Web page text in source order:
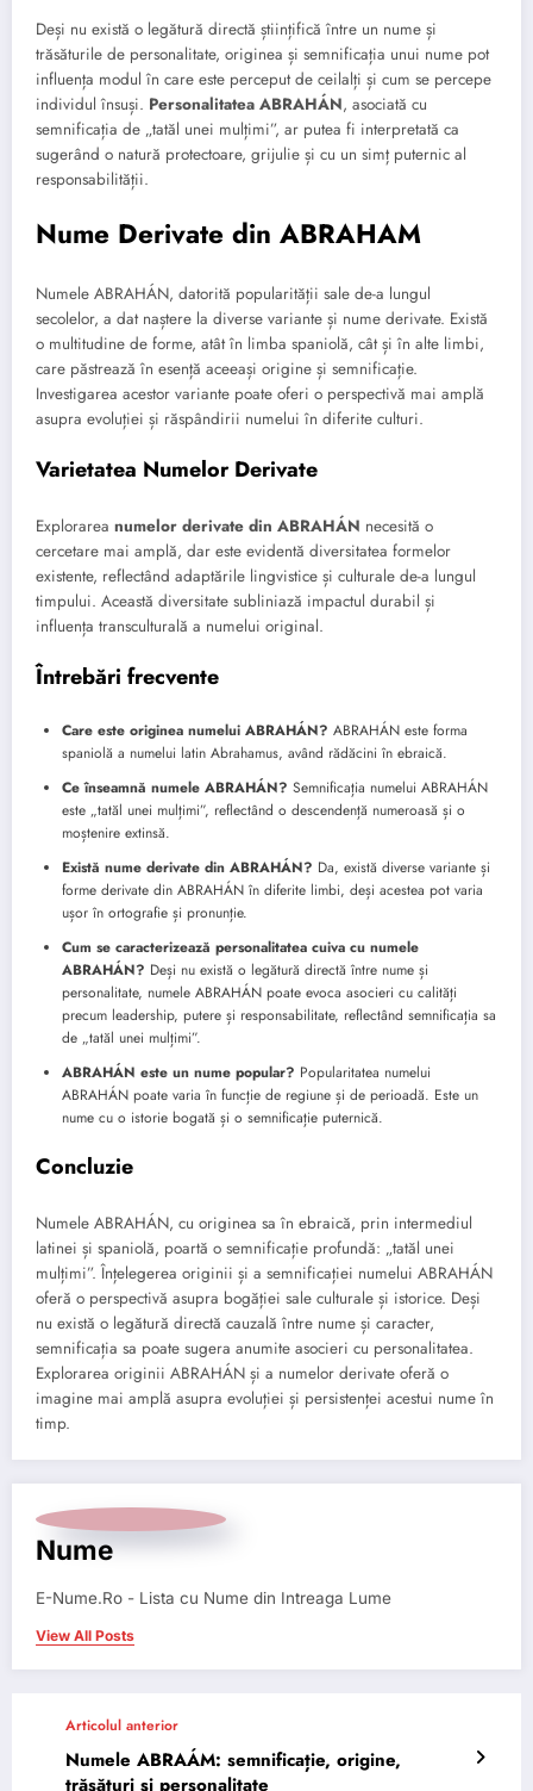
Deși nu există o legătură directă științifică între un nume și
trăsăturile de personalitate, originea și semnificația unui nume pot
influența modul în care este perceput de ceilalți și cum se percepe
individul însuși. Personalitatea ABRAHÁN, asociată cu
semnificația de „tatăl unei mulțimi”, ar putea fi interpretată ca
sugerând o natură protectoare, grijulie și cu un simț puternic al
responsabilității.
Nume Derivate din ABRAHAM
Numele ABRAHÁN, datorită popularității sale de-a lungul
secolelor, a dat naștere la diverse variante și nume derivate. Există
o multitudine de forme, atât în limba spaniolă, cât și în alte limbi,
care păstrează în esență aceeași origine și semnificație.
Investigarea acestor variante poate oferi o perspectivă mai amplă
asupra evoluției și răspândirii numelui în diferite culturi.
Varietatea Numelor Derivate
Explorarea numelor derivate din ABRAHÁN necesită o
cercetare mai amplă, dar este evidentă diversitatea formelor
existente, reflectând adaptările lingvistice și culturale de-a lungul
timpului. Această diversitate subliniază impactul durabil și
influența transculturală a numelui original.
Întrebări frecvente
Care este originea numelui ABRAHÁN? ABRAHÁN este forma
spaniolă a numelui latin Abrahamus, având rădăcini în ebraică.
Ce înseamnă numele ABRAHÁN? Semnificația numelui ABRAHÁN
este „tatăl unei mulțimi”, reflectând o descendență numeroasă și o
moștenire extinsă.
Există nume derivate din ABRAHÁN? Da, există diverse variante și
forme derivate din ABRAHÁN în diferite limbi, deși acestea pot varia
ușor în ortografie și pronunție.
Cum se caracterizează personalitatea cuiva cu numele
ABRAHÁN? Deși nu există o legătură directă între nume și
personalitate, numele ABRAHÁN poate evoca asocieri cu calități
precum leadership, putere și responsabilitate, reflectând semnificația sa
de „tatăl unei mulțimi”.
ABRAHÁN este un nume popular? Popularitatea numelui
ABRAHÁN poate varia în funcție de regiune și de perioadă. Este un
nume cu o istorie bogată și o semnificație puternică.
Concluzie
Numele ABRAHÁN, cu originea sa în ebraică, prin intermediul
latinei și spaniolă, poartă o semnificație profundă: „tatăl unei
mulțimi”. Înțelegerea originii și a semnificației numelui ABRAHÁN
oferă o perspectivă asupra bogăției sale culturale și istorice. Deși
nu există o legătură directă cauzală între nume și caracter,
semnificația sa poate sugera anumite asocieri cu personalitatea.
Explorarea originii ABRAHÁN și a numelor derivate oferă o
imagine mai amplă asupra evoluției și persistenței acestui nume în
timp.
Nume
E-Nume.Ro - Lista cu Nume din Intreaga Lume
View All Posts
Articolul anterior
Numele ABRAÁM: semnificație, origine,
trăsături și personalitate